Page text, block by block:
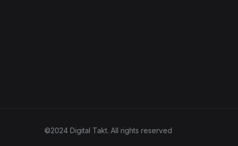
©2024 Digital Takt. All rights reserved